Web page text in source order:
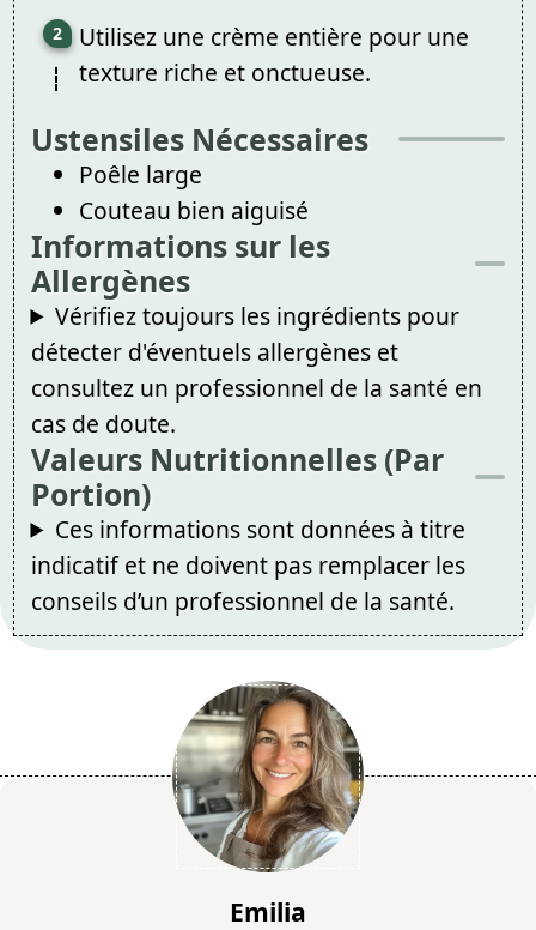
Utilisez une crème entière pour une
texture riche et onctueuse.
Ustensiles Nécessaires
Poêle large
Couteau bien aiguisé
Informations sur les
Allergènes
Vérifiez toujours les ingrédients pour
détecter d'éventuels allergènes et
consultez un professionnel de la santé en
cas de doute.
Valeurs Nutritionnelles (Par
Portion)
Ces informations sont données à titre
indicatif et ne doivent pas remplacer les
conseils d’un professionnel de la santé.
Emilia